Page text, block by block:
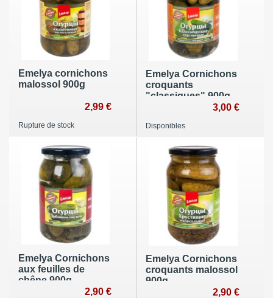
Emelya cornichons
malossol 900g
2,99 €
Rupture de stock
Emelya Cornichons
croquants
"classiques" 900g
3,00 €
Disponibles
Emelya Cornichons
aux feuilles de
chêne 900g
2,90 €
Emelya Cornichons
croquants malossol
900g
2,90 €